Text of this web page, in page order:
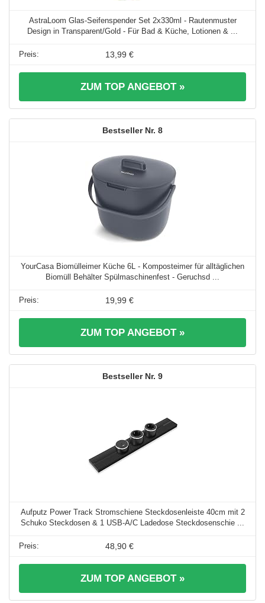
AstraLoom Glas-Seifenspender Set 2x330ml - Rautenmuster
Design in Transparent/Gold - Für Bad & Küche, Lotionen & ...
13,99 €
ZUM TOP ANGEBOT »
8
YourCasa Biomülleimer Küche 6L - Komposteimer für alltäglichen
Biomüll Behälter Spülmaschinenfest - Geruchsd ...
19,99 €
ZUM TOP ANGEBOT »
9
Aufputz Power Track Stromschiene Steckdosenleiste 40cm mit 2
Schuko Steckdosen & 1 USB-A/C Ladedose Steckdosenschie ...
48,90 €
ZUM TOP ANGEBOT »